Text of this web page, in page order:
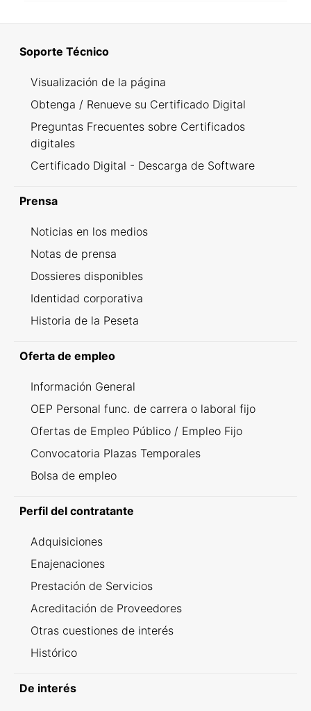
Soporte Técnico
Visualización de la página
Obtenga / Renueve su Certificado Digital
Preguntas Frecuentes sobre Certificados
digitales
Certificado Digital - Descarga de Software
Prensa
Noticias en los medios
Notas de prensa
Dossieres disponibles
Identidad corporativa
Historia de la Peseta
Oferta de empleo
Información General
OEP Personal func. de carrera o laboral fijo
Ofertas de Empleo Público / Empleo Fijo
Convocatoria Plazas Temporales
Bolsa de empleo
Perfil del contratante
Adquisiciones
Enajenaciones
Prestación de Servicios
Acreditación de Proveedores
Otras cuestiones de interés
Histórico
De interés